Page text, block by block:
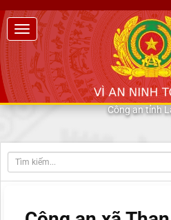
Công an tỉnh